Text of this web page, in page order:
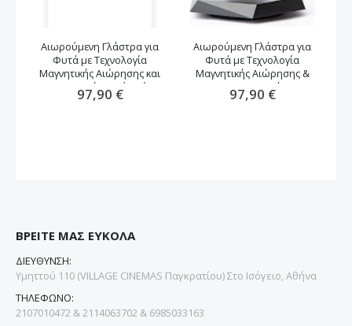
Αιωρούμενη Γλάστρα για
Φυτά με Τεχνολογία
Μαγνητικής Αιώρησης και
Περιστροφή -καφέ χρώμα
97,90 €
Αιωρούμενη Γλάστρα για
Φυτά με Τεχνολογία
Μαγνητικής Αιώρησης &
Περιστροφή
97,90 €
ΒΡΕΙΤΕ ΜΑΣ ΕΥΚΟΛΑ
ΔΙΕΥΘΥΝΣΗ:
Υμηττού 110 (VILLAGE CINEMAS Παγκρατίου) Στο Ισόγειο, Αθήνα
ΤΗΛΕΦΩΝΟ:
2107010472 & 2114063702 & 6985033163